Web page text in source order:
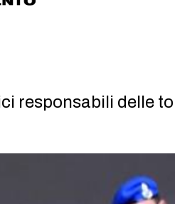
responsabili delle